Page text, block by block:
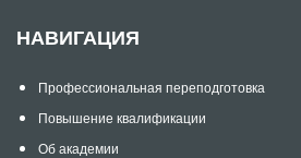
НАВИГАЦИЯ
Профессиональная переподготовка
Повышение квалификации
Об академии